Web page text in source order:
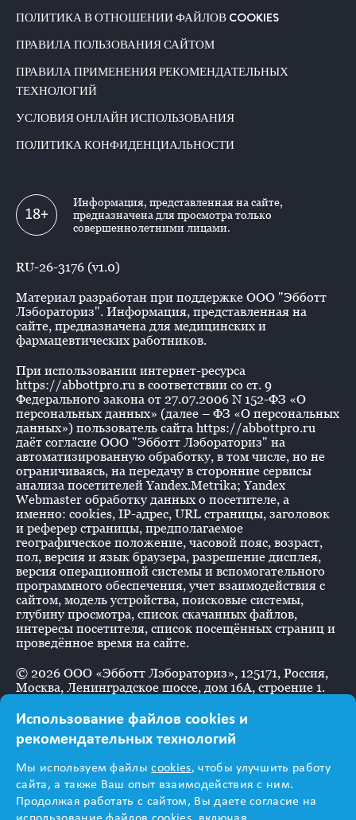
ПОЛИТИКА В ОТНОШЕНИИ ФАЙЛОВ COOKIES
ПРАВИЛА ПОЛЬЗОВАНИЯ САЙТОМ
ПРАВИЛА ПРИМЕНЕНИЯ РЕКОМЕНДАТЕЛЬНЫХ
ТЕХНОЛОГИЙ
УСЛОВИЯ ОНЛАЙН ИСПОЛЬЗОВАНИЯ
ПОЛИТИКА КОНФИДЕНЦИАЛЬНОСТИ
18+
Информация, представленная на сайте,
предназначена для просмотра только
совершеннолетними лицами.
RU-26-3176 (v1.0)
Материал разработан при поддержке ООО "Эбботт
Лэбораториз". Информация, представленная на
сайте, предназначена для медицинских и
фармацевтических работников.
При использовании интернет-ресурса
https://abbottpro.ru в соответствии со ст. 9
Федерального закона от 27.07.2006 N 152-ФЗ «О
персональных данных» (далее – ФЗ «О персональных
данных») пользователь сайта https://abbottpro.ru
даёт согласие ООО "Эбботт Лэбораториз" на
автоматизированную обработку, в том числе, но не
ограничиваясь, на передачу в сторонние сервисы
анализа посетителей Yandex.Metrika; Yandex
Webmaster обработку данных о посетителе, а
именно: cookies, IP-адрес, URL страницы, заголовок
и реферер страницы, предполагаемое
географическое положение, часовой пояс, возраст,
пол, версия и язык браузера, разрешение дисплея,
версия операционной системы и вспомогательного
программного обеспечения, учет взаимодействия с
сайтом, модель устройства, поисковые системы,
глубину просмотра, список скачанных файлов,
интересы посетителя, список посещённых страниц и
проведённое время на сайте.
© 2026 ООО «Эбботт Лэбораториз», 125171, Россия,
Москва, Ленинградское шоссе, дом 16А, строение 1.
Информация
предназначена для
Использование файлов cookies и
рекомендательных технологий
Мы используем файлыcookies, чтобы улучшить работу
сайта, а также Ваш опыт взаимодействия с ним.
Продолжая работать с сайтом, Вы даете согласие на